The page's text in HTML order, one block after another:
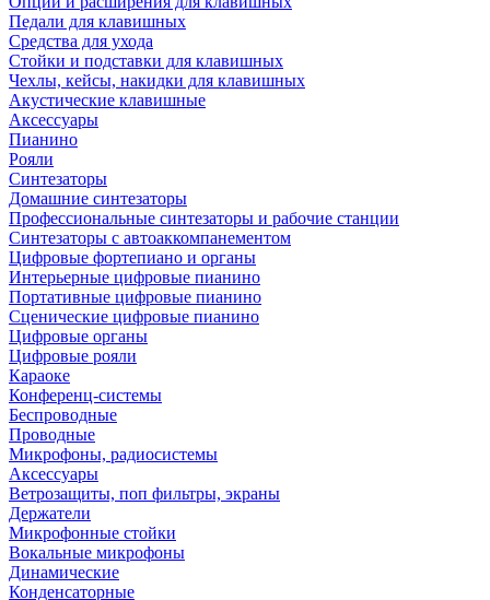
Педали для клавишных
Средства для ухода
Стойки и подставки для клавишных
Чехлы, кейсы, накидки для клавишных
Акустические клавишные
Аксессуары
Пианино
Рояли
Синтезаторы
Домашние синтезаторы
Профессиональные синтезаторы и рабочие станции
Синтезаторы с автоаккомпанементом
Цифровые фортепиано и органы
Интерьерные цифровые пианино
Портативные цифровые пианино
Сценические цифровые пианино
Цифровые органы
Цифровые рояли
Караоке
Конференц-системы
Беспроводные
Проводные
Микрофоны, радиосистемы
Аксессуары
Ветрозащиты, поп фильтры, экраны
Держатели
Микрофонные стойки
Вокальные микрофоны
Динамические
Конденсаторные